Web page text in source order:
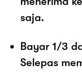
saja.
Bayar 1/3
Selepas